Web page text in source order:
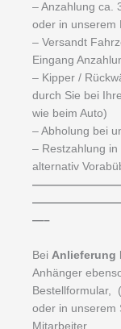
– Anzahlung ca.
oder in unserem
– Versandt
Eingang
– Kipper /
durch Sie bei
wie beim Auto)
– Abholung bei
– Restzahlung
alternativ
—–
Bei Anlieferung
Anhänger
Bestellformular,
oder in unserem
Mitarbeiter.